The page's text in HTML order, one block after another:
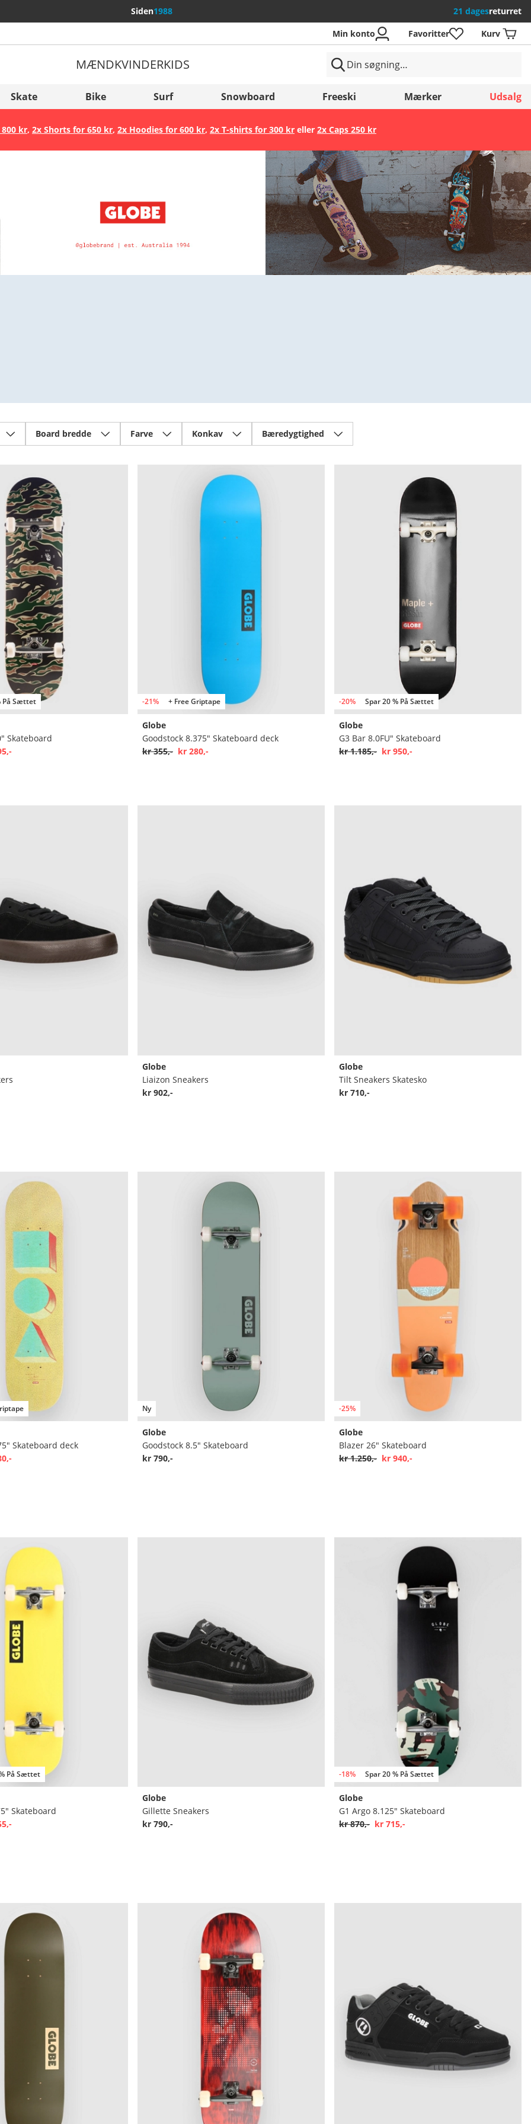
Siden1988 21 dagesreturret
Slovenija
België (Nederlands)
Gem
Min konto Favoritter Kurv
MÆNDKVINDERKIDS
Skate Bike Surf Snowboard Freeski Mærker Udsalg
kr, 2x Shorts for 650 kr, 2x Hoodies for 600 kr, 2x T-shirts for 300 kreller 2x Caps 250 kr
Board bredde Farve Konkav Bæredygtighed
På Sættet
Skateboard
-21% + Free Griptape
Globe
Goodstock 8.375" Skateboard deck
kr 355,- kr 280,-
-20% Spar 20 % På Sættet
Globe
G3 Bar 8.0FU" Skateboard
kr 1.185,- kr 950,-
Globe
Liaizon Sneakers
kr 902,-
Globe
Tilt Sneakers Skatesko
kr 710,-
Skateboard deck
Ny
Globe
Goodstock 8.5" Skateboard
kr 790,-
-25%
Globe
Blazer 26" Skateboard
kr 1.250,- kr 940,-
På Sættet
Skateboard
Globe
Gillette Sneakers
kr 790,-
-18% Spar 20 % På Sættet
Globe
G1 Argo 8.125" Skateboard
kr 870,- kr 715,-